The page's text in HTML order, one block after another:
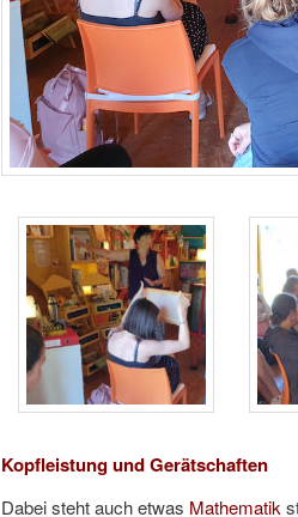
Kopfleistung und Gerätschaften
Dabei steht auch etwas Mathematik